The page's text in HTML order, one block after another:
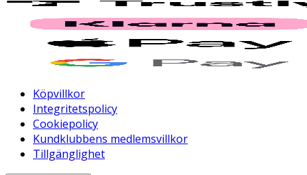
Köpvillkor
Integritetspolicy
Cookiepolicy
Kundklubbens medlemsvillkor
Tillgänglighet